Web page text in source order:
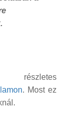
részletes
. Most ez